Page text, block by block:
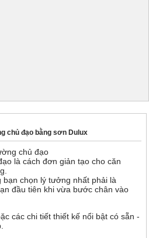
chủ đạo bằng sơn Dulux
chủ đạo
là cách đơn giản tạo cho căn
chọn lý tưởng nhất phải là
đầu tiên khi vừa bước chân vào
các chi tiết thiết kế nổi bật có sẵn -